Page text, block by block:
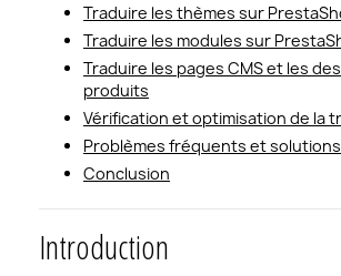
Traduire les thèmes sur
Traduire les modules sur
Traduire les pages CMS et les
produits
Vérification et optimisation de la
Problèmes fréquents et solutions
Conclusion
Introduction